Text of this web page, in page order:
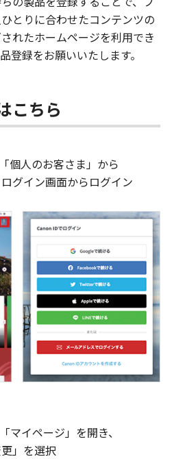
とりに合わせたコンテンツの
れたホームページを利用でき
登録をお願いいたします。
こちら
個人のお客さま」から
グイン画面からログイン
マイページ」を開き、
」を選択